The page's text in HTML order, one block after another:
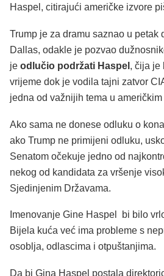
Haspel, citirajući američke izvore
Trump je za dramu saznao u petak
Dallas, odakle je pozvao
je odlučio podržati Haspel , čija je
vrijeme dok je vodila tajni zatvor
jedna od važnijih tema u
Ako sama ne donese odluku o
ako Trump ne primijeni odluku,
Senatom očekuje jedno od
nekog od kandidata za vršenje
Sjedinjenim Državama.
Imenovanje Gine Haspel bi bilo
Bijela kuća već ima probleme s
osoblja, odlascima i otpuštanjima.
Da bi Gina Haspel postala